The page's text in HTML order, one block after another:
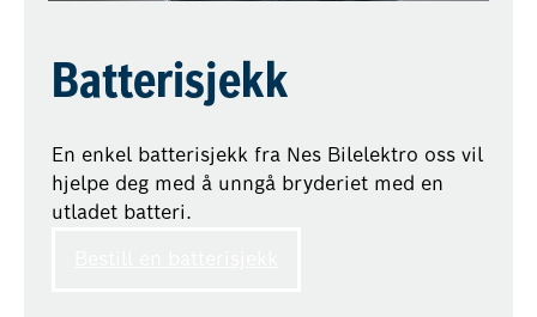
Batterisjekk
En enkel batterisjekk fra Nes Bilelektro oss vil
hjelpe deg med å unngå bryderiet med en
utladet batteri.